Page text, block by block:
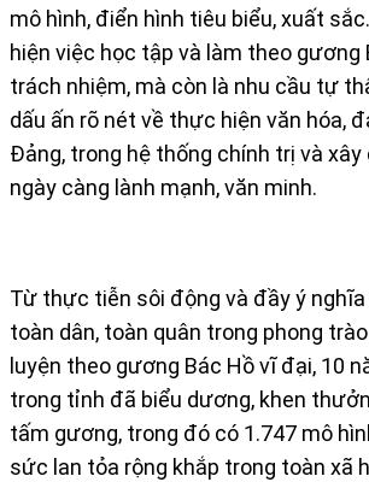
mô hình, điển hình tiêu biểu, xuất
hiện việc học tập và làm theo gương
trách nhiệm, mà còn là nhu cầu tự
dấu ấn rõ nét về thực hiện văn hóa,
Đảng, trong hệ thống chính trị và
ngày càng lành mạnh, văn minh.
Từ thực tiễn sôi động và đầy ý
toàn dân, toàn quân trong phong
luyện theo gương Bác Hồ vĩ đại, 10
trong tỉnh đã biểu dương, khen
tấm gương, trong đó có 1.747 mô
sức lan tỏa rộng khắp trong toàn xã